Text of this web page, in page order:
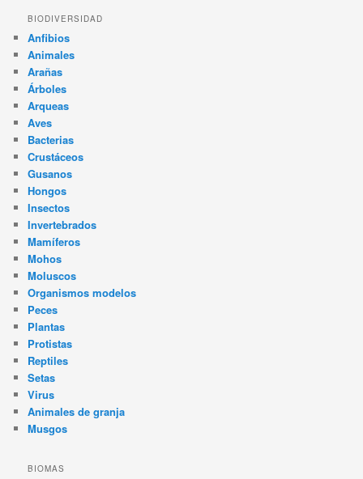
BIODIVERSIDAD
Anfibios
Animales
Arañas
Árboles
Arqueas
Aves
Bacterias
Crustáceos
Gusanos
Hongos
Insectos
Invertebrados
Mamíferos
Mohos
Moluscos
Organismos modelos
Peces
Plantas
Protistas
Reptiles
Setas
Virus
Animales de granja
Musgos
BIOMAS